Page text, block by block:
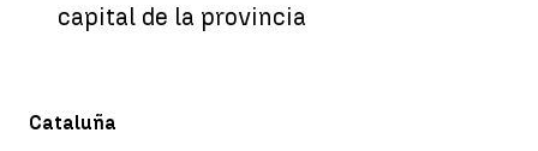
capital de la provincia
Cataluña